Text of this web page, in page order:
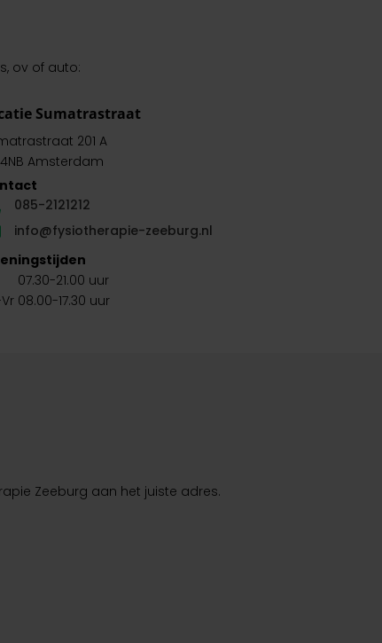
ov of auto:
Sumatrastraat
201 A
Amsterdam
085-2121212
info@fysiotherapie-zeeburg.nl
07.30-21.00 uur
08.00-17.30 uur
Zeeburg aan het juiste adres.